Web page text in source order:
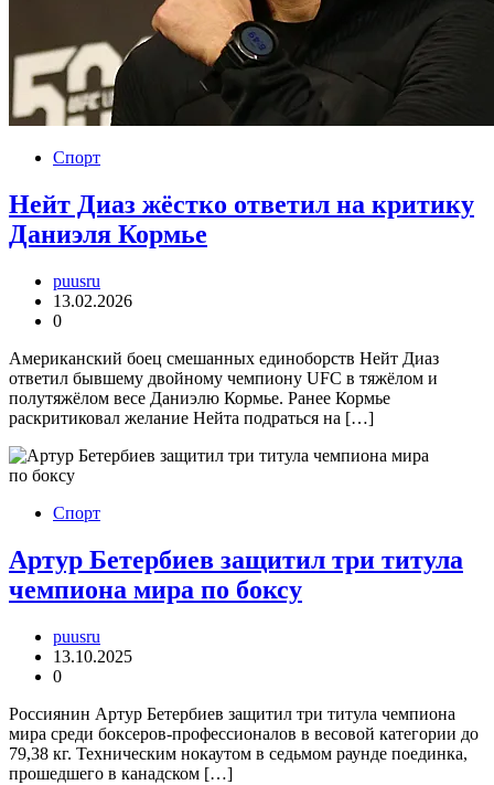
Спорт
Нейт Диаз жёстко ответил на критику
Даниэля Кормье
puusru
13.02.2026
0
Американский боец смешанных единоборств Нейт Диаз
ответил бывшему двойному чемпиону UFC в тяжёлом и
полутяжёлом весе Даниэлю Кормье. Ранее Кормье
раскритиковал желание Нейта подраться на […]
Спорт
Артур Бетербиев защитил три титула
чемпиона мира по боксу
puusru
13.10.2025
0
Россиянин Артур Бетербиев защитил три титула чемпиона
мира среди боксеров-профессионалов в весовой категории до
79,38 кг. Техническим нокаутом в cедьмом раунде поединка,
прошедшего в канадском […]